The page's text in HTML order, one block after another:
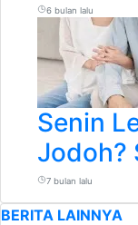
6 bulan lalu
Senin
Jodoh?
7 bulan lalu
BERITA LAINNYA